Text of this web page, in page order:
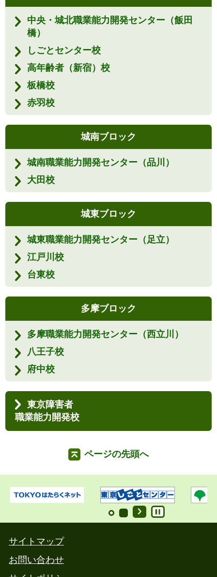
中央・城北職業能力開発センター（飯田
橋）
しごとセンター校
高年齢者（新宿）校
板橋校
赤羽校
城南ブロック
城南職業能力開発センター（品川）
大田校
城東ブロック
城東職業能力開発センター（足立）
江戸川校
台東校
多摩ブロック
多摩職業能力開発センター（西立川）
八王子校
府中校
東京障害者
職業能力開発校
ページの先頭へ
サイトマップ
お問い合わせ